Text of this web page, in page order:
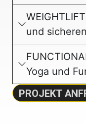
und
Yoga und
PROJEKT